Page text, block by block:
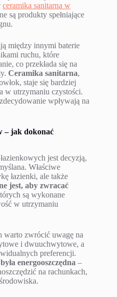
ceramika sanitarna w
są produkty spełniające
między innymi baterie
ruchu, które
co przekłada się na
Ceramika sanitarna,
staje się bardziej
w utrzymaniu czystości.
wpływają na
– jak dokonać
jest decyzją,
Właściwe
łazienki, ale także
jest, aby zwracać
są wykonane
w utrzymaniu
warto zwrócić uwagę na
i dwuuchwytowe, a
preferencji.
energooszczędna –
na rachunkach,